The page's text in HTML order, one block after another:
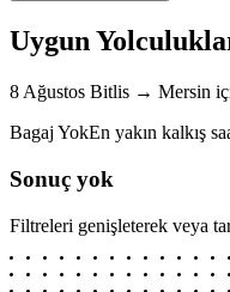
Uygun
8 Ağustos Bitlis → Mersin
Bagaj YokEn yakın kalkış
Sonuç yok
Filtreleri genişleterek veya